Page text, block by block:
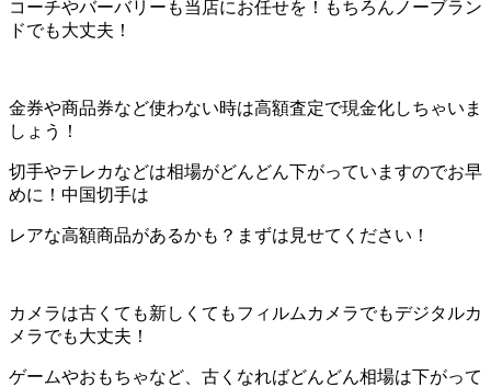
コーチやバーバリーも当店にお任せを！もちろんノーブラン
ドでも大丈夫！
金券や商品券など使わない時は高額査定で現金化しちゃいま
しょう！
切手やテレカなどは相場がどんどん下がっていますのでお早
めに！中国切手は
レアな高額商品があるかも？まずは見せてください！
カメラは古くても新しくてもフィルムカメラでもデジタルカ
メラでも大丈夫！
ゲームやおもちゃなど、古くなればどんどん相場は下がって